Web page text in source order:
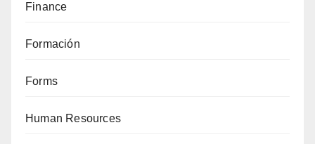
Finance
Formación
Forms
Human Resources